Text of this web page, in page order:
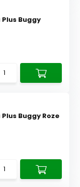
Plus Buggy
Buggy Roze